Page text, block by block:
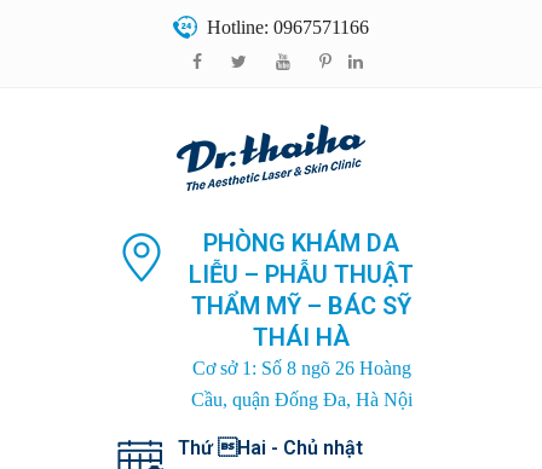
Hotline: 0967571166
PHÒNG KHÁM DA
LIỄU – PHẪU THUẬT
THẨM MỸ – BÁC SỸ
THÁI HÀ
Cơ sở 1: Số 8 ngõ 26 Hoàng
Cầu, quận Đống Đa, Hà Nội
Thứ Hai - Chủ nhật